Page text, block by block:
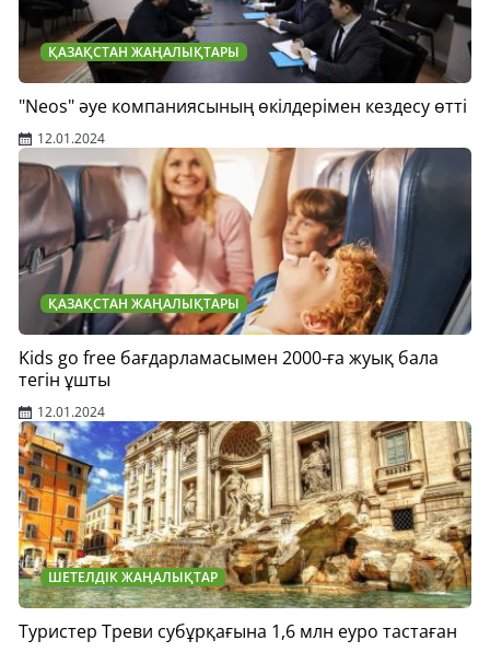
ҚАЗАҚСТАН ЖАҢАЛЫҚТАРЫ
"Neos" әуе компаниясының өкілдерімен кездесу өтті
12.01.2024
ҚАЗАҚСТАН ЖАҢАЛЫҚТАРЫ
Kids go free бағдарламасымен 2000-ға жуық бала
тегін ұшты
12.01.2024
ШЕТЕЛДІК ЖАҢАЛЫҚТАР
Туристер Треви субұрқағына 1,6 млн еуро тастаған